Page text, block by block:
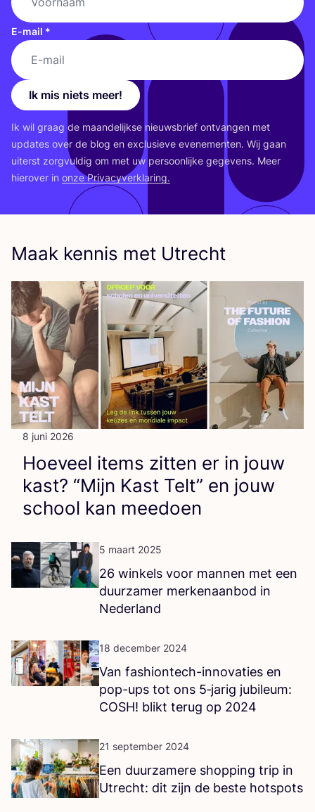
E-mail *
Ik mis niets meer!
Ik wil graag de maan­de­lijk­se nieuws­brief ont­van­gen met
upda­tes over de blog en exclu­sie­ve eve­ne­men­ten. Wij gaan
uiterst zorg­vul­dig om met uw per­soon­lij­ke gege­vens. Meer
hier­over in onze Pri­va­cy­ver­kla­ring.
Maak kennis met Utrecht
8 juni 2026
Hoe­veel items zit­ten er in jouw
kast? “Mijn Kast Telt” en jouw
school kan meedoen
5 maart 2025
26 win­kels voor man­nen met een
duur­za­mer mer­ken­aan­bod in
Nederland
18 december 2024
Van fas­hi­on­tech-inno­va­ties en
pop-ups tot ons 5‑jarig jubi­le­um:
COSH! blikt terug op 2024
21 september 2024
Een duur­za­me­re shop­ping trip in
Utrecht: dit zijn de bes­te hotspots